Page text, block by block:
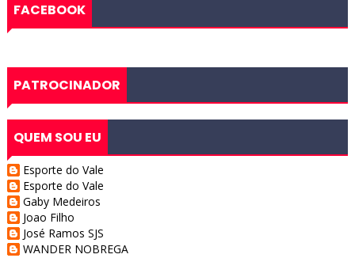
FACEBOOK
PATROCINADOR
QUEM SOU EU
Esporte do Vale
Esporte do Vale
Gaby Medeiros
Joao Filho
José Ramos SJS
WANDER NOBREGA